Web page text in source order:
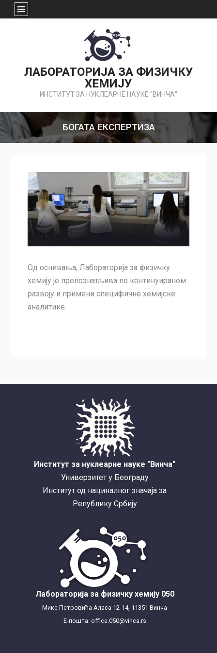
ЛАБОРАТОРИЈА ЗА ФИЗИЧКУ
ХЕМИЈУ
ИНСТИТУТ ЗА НУКЛЕАРНЕ НАУКЕ "ВИНЧА"
БОГАТА ЕКСПЕРТИЗА
Од оснивања, Лабораторија за физичку
хемију је препознатљива по континуираном
развоју и примени специфичне хемијске
аналитике.
Институт за нуклеарне науке "Винча"
Универзитет у Београду
Институт од нациналног значаја за
Републику Србију
Лабораторија за физичку хемију 050
Мике Петровића Аласа 12-14, 11351 Винча
Е-пошта: office.050@vinca.rs